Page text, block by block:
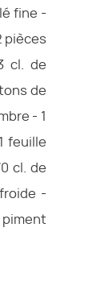
fine -
pièces
cl. de
de
- 1
feuille
cl. de
-